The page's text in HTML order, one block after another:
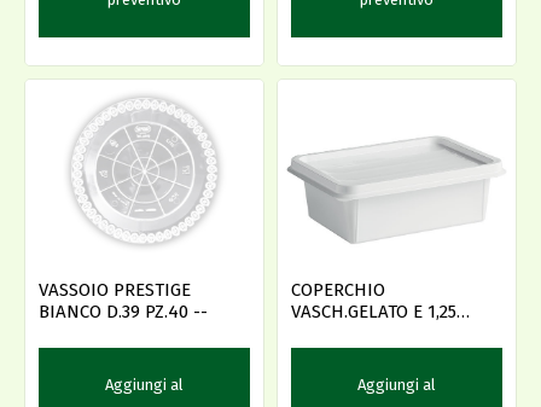
VASSOIO PRESTIGE
BIANCO D.39 PZ.40 --
Aggiungi al
COPERCHIO
VASCH.GELATO E 1,25
Aggiungi al